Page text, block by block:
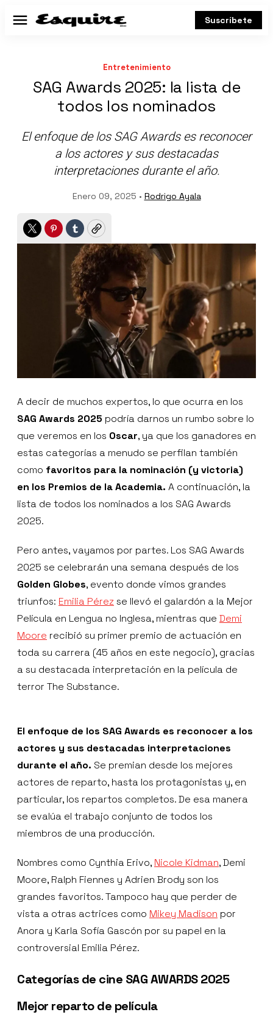
Menú Suscríbete
Entretenimiento
SAG Awards 2025: la lista de
todos los nominados
El enfoque de los SAG Awards es reconocer
a los actores y sus destacadas
interpretaciones durante el año.
Enero 09, 2025 • Rodrigo Ayala
TwitterPinterest
TumblrCopy
A decir de muchos expertos, lo que ocurra en los
SAG Awards 2025 podría darnos un rumbo sobre lo
que veremos en los Oscar, ya que los ganadores en
estas categorías a menudo se perfilan también
como favoritos para la nominación (y victoria)
en los Premios de la Academia. A continuación, la
lista de todos los nominados a los SAG Awards
2025.
Pero antes, vayamos por partes. Los SAG Awards
2025 se celebrarán una semana después de los
Golden Globes, evento donde vimos grandes
triunfos: Emilia Pérez se llevó el galardón a la Mejor
Película en Lengua no Inglesa, mientras que Demi
Moore recibió su primer premio de actuación en
toda su carrera (45 años en este negocio), gracias
a su destacada interpretación en la película de
terror The Substance.
El enfoque de los SAG Awards es reconocer a los
actores y sus destacadas interpretaciones
durante el año. Se premian desde los mejores
actores de reparto, hasta los protagonistas y, en
particular, los repartos completos. De esa manera
se evalúa el trabajo conjunto de todos los
miembros de una producción.
Nombres como Cynthia Erivo, Nicole Kidman, Demi
Moore, Ralph Fiennes y Adrien Brody son los
grandes favoritos. Tampoco hay que perder de
vista a otras actrices como Mikey Madison por
Anora y Karla Sofía Gascón por su papel en la
controversial Emilia Pérez.
Categorías de cine SAG AWARDS 2025
Mejor reparto de película